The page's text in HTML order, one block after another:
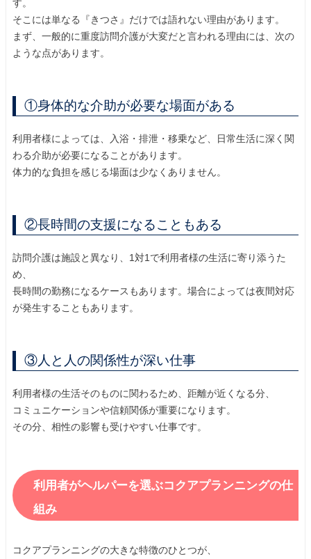
す。
そこには単なる『きつさ』だけでは語れない理由があります。
まず、一般的に重度訪問介護が大変だと言われる理由には、次の
ような点があります。
①身体的な介助が必要な場面がある
利用者様によっては、入浴・排泄・移乗など、日常生活に深く関
わる介助が必要になることがあります。
体力的な負担を感じる場面は少なくありません。
②長時間の支援になることもある
訪問介護は施設と異なり、1対1で利用者様の生活に寄り添うた
め、
長時間の勤務になるケースもあります。場合によっては夜間対応
が発生することもあります。
③人と人の関係性が深い仕事
利用者様の生活そのものに関わるため、距離が近くなる分、
コミュニケーションや信頼関係が重要になります。
その分、相性の影響も受けやすい仕事です。
利用者がヘルパーを選ぶコクアプランニングの仕
組み
コクアプランニングの大きな特徴のひとつが、